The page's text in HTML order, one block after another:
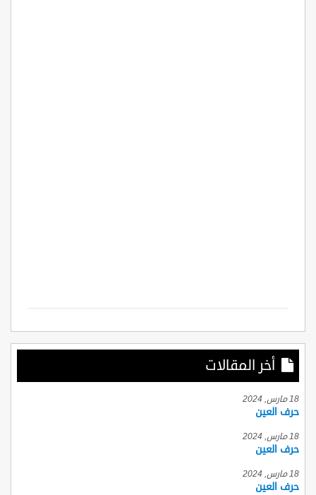
أخر المقالات
18 مارس, 2024
حرف العين
18 مارس, 2024
حرف العين
18 مارس, 2024
حرف العين